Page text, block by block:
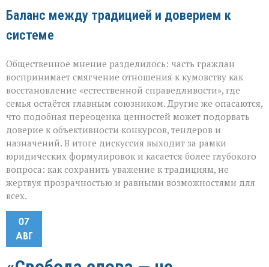
Баланс между традицией и доверием к
системе
Общественное мнение разделилось: часть граждан
воспринимает смягчение отношения к кумовству как
восстановление «естественной справедливости», где
семья остаётся главным союзником. Другие же опасаются,
что подобная переоценка ценностей может подорвать
доверие к объективности конкурсов, тендеров и
назначений. В итоге дискуссия выходит за рамки
юридических формулировок и касается более глубокого
вопроса: как сохранить уважение к традициям, не
жертвуя прозрачностью и равными возможностями для
всех.
07
АВГ